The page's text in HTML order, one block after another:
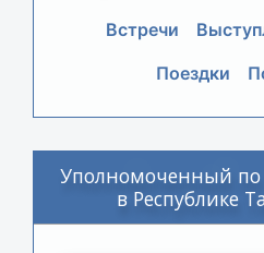
Встречи
Поездки
Уполномоченный по
в Республике